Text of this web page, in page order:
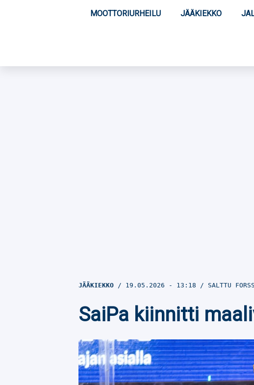
MOOTTORIURHEILU JÄÄKIEKKO
JÄÄKIEKKO 19.05.2026 - 13:18 SALTTU
SaiPa kiinnitti